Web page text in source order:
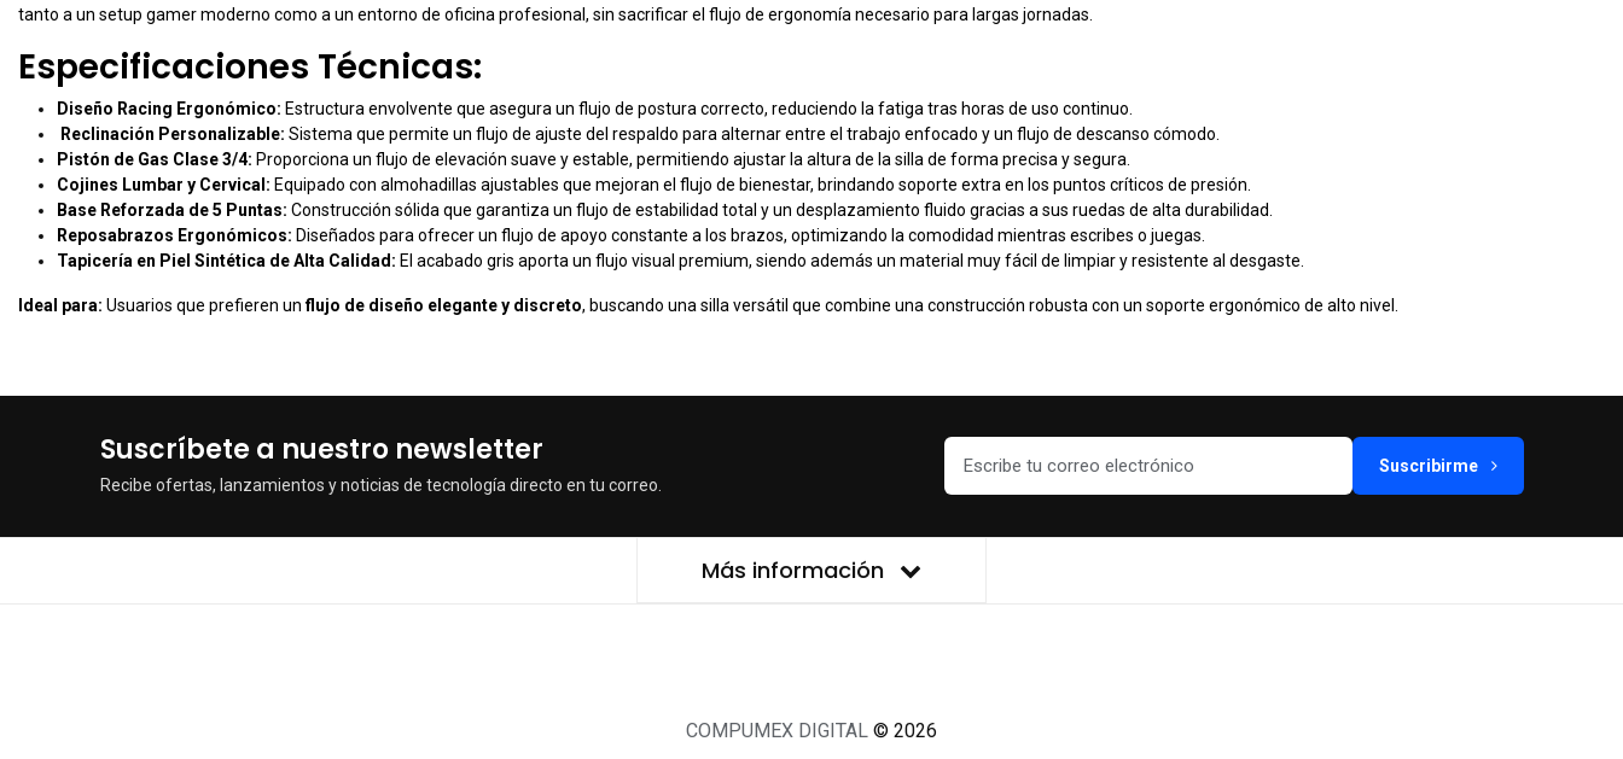
tanto a un setup gamer moderno como a un entorno de oficina profesional, sin sacrificar el flujo de ergonomía necesario para largas jornadas.
Especificaciones Técnicas:
Diseño Racing Ergonómico: Estructura envolvente que asegura un flujo de postura correcto, reduciendo la fatiga tras horas de uso continuo.
Reclinación Personalizable: Sistema que permite un flujo de ajuste del respaldo para alternar entre el trabajo enfocado y un flujo de descanso cómodo.
Pistón de Gas Clase 3/4: Proporciona un flujo de elevación suave y estable, permitiendo ajustar la altura de la silla de forma precisa y segura.
Cojines Lumbar y Cervical: Equipado con almohadillas ajustables que mejoran el flujo de bienestar, brindando soporte extra en los puntos críticos de presión.
Base Reforzada de 5 Puntas: Construcción sólida que garantiza un flujo de estabilidad total y un desplazamiento fluido gracias a sus ruedas de alta durabilidad.
Reposabrazos Ergonómicos: Diseñados para ofrecer un flujo de apoyo constante a los brazos, optimizando la comodidad mientras escribes o juegas.
Tapicería en Piel Sintética de Alta Calidad: El acabado gris aporta un flujo visual premium, siendo además un material muy fácil de limpiar y resistente al desgaste.
Ideal para: Usuarios que prefieren unflujo de diseño elegante y discreto, buscando una silla versátil que combine una construcción robusta con un soporte ergonómico de alto nivel.
Suscríbete a nuestro newsletter
Recibe ofertas, lanzamientos y noticias de tecnología directo en tu correo.
Suscribirme
Más información
COMPUMEX DIGITAL © 2026